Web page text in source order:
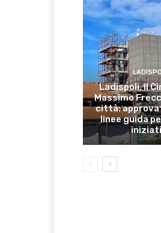
Ladispoli, il
Massimo
città:
linee guida